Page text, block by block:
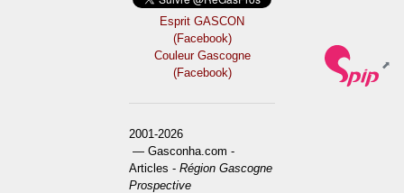
Esprit GASCON
(Facebook)
Couleur Gascogne
(Facebook)
2001-2026
— Gasconha.com -
Articles -Région Gascogne
Prospective